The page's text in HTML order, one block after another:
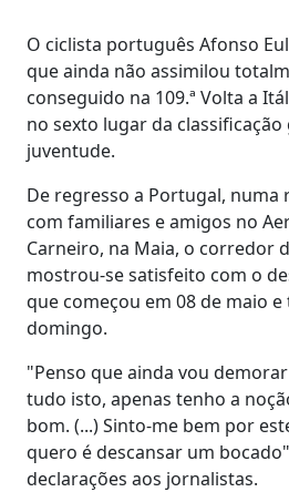
O ciclista português Afonso
que ainda não assimilou
conseguido na 109.ª Volta a
no sexto lugar da classificação
juventude.
De regresso a Portugal, numa
com familiares e amigos no
Carneiro, na Maia, o corredor
mostrou-se satisfeito com o
que começou em 08 de maio
domingo.
"Penso que ainda vou
tudo isto, apenas tenho a
bom. (...) Sinto-me bem por
quero é descansar um
declarações aos jornalistas.